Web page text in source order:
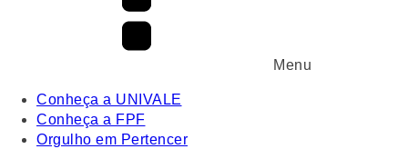
Menu
Conheça a UNIVALE
Conheça a FPF
Orgulho em Pertencer